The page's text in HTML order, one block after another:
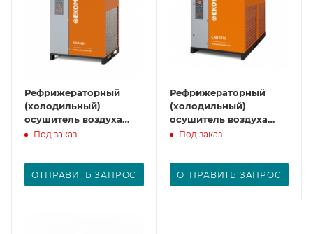
Рефрижераторный
(холодильный)
осушитель воздуха
CAD 850
Под заказ
ОТПРАВИТЬ ЗАПРОС
Рефрижераторный
(холодильный)
осушитель воздуха
CAD 1150
Под заказ
ОТПРАВИТЬ ЗАПРОС